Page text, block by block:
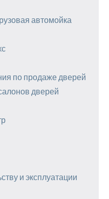
автомойка
по продаже дверей
дверей
и эксплуатации